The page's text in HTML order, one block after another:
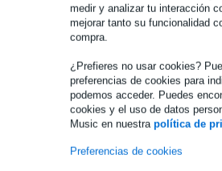
medir y analizar tu interacción
mejorar tanto su funcionalidad
compra.
¿Prefieres no usar cookies?
preferencias de cookies para
podemos acceder. Puedes
cookies y el uso de datos
Music en nuestra política de
Preferencias de cookies
Véase también (4)
Accesorios (11)